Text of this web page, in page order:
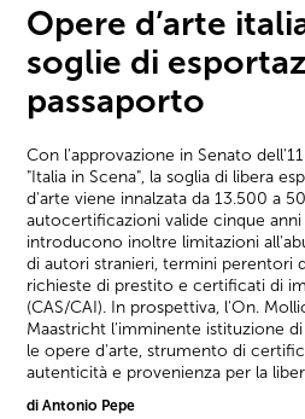
Opere d’arte
soglie di
passaporto
Con l'approvazione in Senato
"Italia in Scena", la soglia di libera
d'arte viene innalzata da 13.500 a
autocertificazioni valide cinque anni
introducono inoltre limitazioni
di autori stranieri, termini perentori
richieste di prestito e certificati di
(CAS/CAI). In prospettiva, l'On.
Maastricht l'imminente istituzione
le opere d'arte, strumento di
autenticità e provenienza per la
di Antonio Pepe